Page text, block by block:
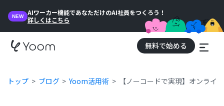
NEW
AIワーカー機能であなただけのAI社員をつくろう！
詳しくはこちら
無料で始める
トップ ブログ Yoom活用術 【ノーコードで実現】オンラ